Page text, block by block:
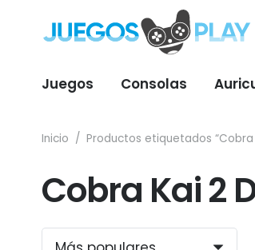
Juegos Consolas
Inicio / Productos etiquetados “Cobra
Cobra Kai 2